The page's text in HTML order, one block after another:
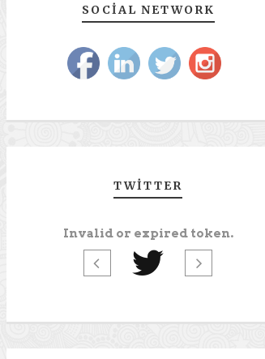
SOCIAL NETWORK
TWITTER
Invalid or expired token.